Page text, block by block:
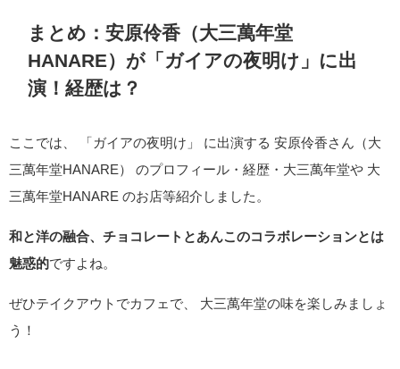
まとめ：安原伶香（大三萬年堂
HANARE）が「ガイアの夜明け」に出
演！経歴は？
ここでは、 「ガイアの夜明け」 に出演する 安原伶香さん（大
三萬年堂HANARE） のプロフィール・経歴・大三萬年堂や 大
三萬年堂HANARE のお店等紹介しました。
和と洋の融合、チョコレートとあんこのコラボレーションとは
魅惑的ですよね。
ぜひテイクアウトでカフェで、 大三萬年堂の味を楽しみましょ
う！